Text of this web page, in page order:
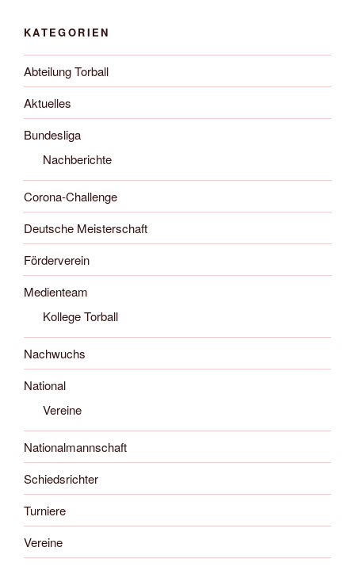
KATEGORIEN
Abteilung Torball
Aktuelles
Bundesliga
Nachberichte
Corona-Challenge
Deutsche Meisterschaft
Förderverein
Medienteam
Kollege Torball
Nachwuchs
National
Vereine
Nationalmannschaft
Schiedsrichter
Turniere
Vereine